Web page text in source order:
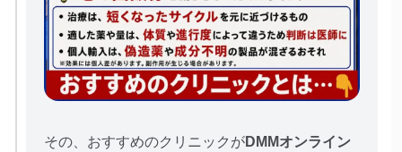
その、おすすめのクリニックがDMMオンライン